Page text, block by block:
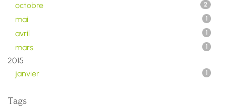
octobre 2
mai 1
avril 1
mars 1
2015
janvier
1
Tags